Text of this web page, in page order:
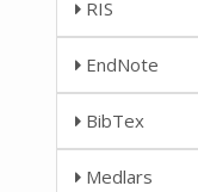
RIS
EndNote
BibTex
Medlars